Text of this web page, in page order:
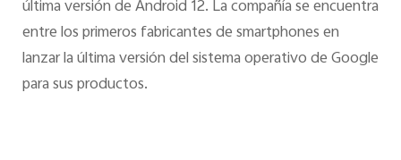
última versión de Android 12. La compañía se encuentra
entre los primeros fabricantes de smartphones en
lanzar la última versión del sistema operativo de Google
para sus productos.